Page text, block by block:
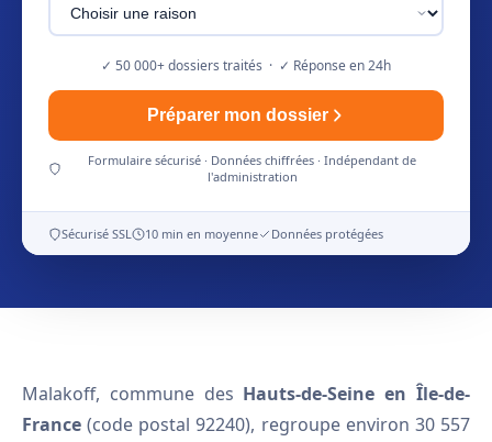
✓ 50 000+ dossiers traités · ✓ Réponse en 24h
Préparer mon dossier
Formulaire sécurisé · Données chiffrées · Indépendant de
l'administration
Sécurisé SSL 10 min en moyenne Données protégées
Malakoff, commune des Hauts-de-Seine en Île-de-
France (code postal 92240), regroupe environ 30 557